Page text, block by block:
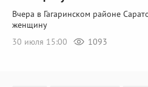
Вчера в Гагаринском районе
женщину
30 июля 15:00
1093